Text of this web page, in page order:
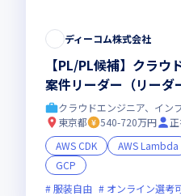
ディーコム株式会社
【PL/PL候補】クラ
案件リーダー（リーダ
クラウドエンジニア、イン
東京都
540-720万円
AWS CDK
AWS Lambda
GCP
服装自由
オンライン選考